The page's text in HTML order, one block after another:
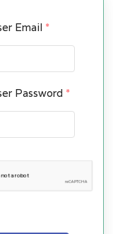
Email *
Password *